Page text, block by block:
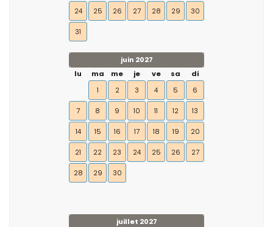
24 25 26 27 28 29 30
31
juin 2027
lu
ma me je ve sa
di
1
2 3 4 5 6
7 8 9 10 11 12 13
14 15 16 17 18 19 20
21 22 23 24 25 26 27
28 29 30
juillet 2027